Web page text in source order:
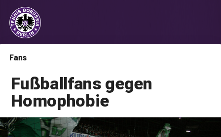
Fans
Fußballfans gegen
Homophobie